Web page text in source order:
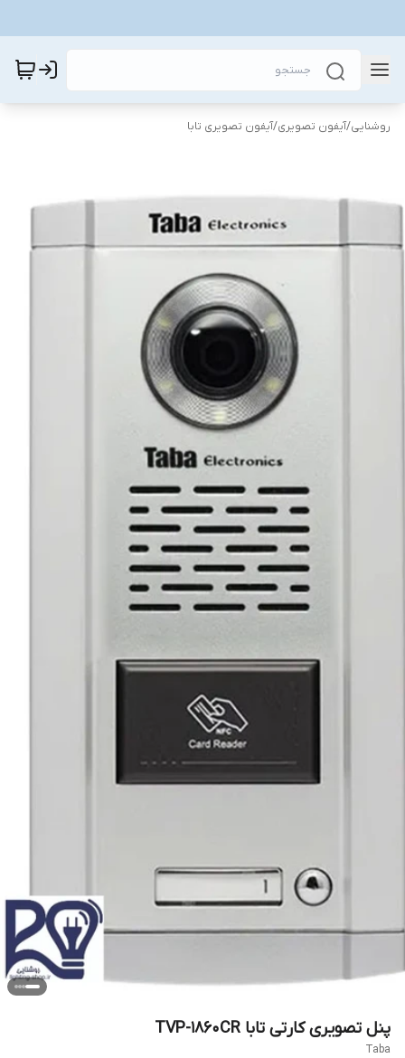
روشنایی/آیفون تصویری/آیفون تصویری تابا
پنل تصویری کارتی تابا TVP-1860CR
Taba